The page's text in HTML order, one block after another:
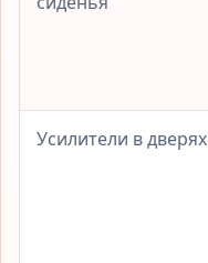
Усилители в дверях